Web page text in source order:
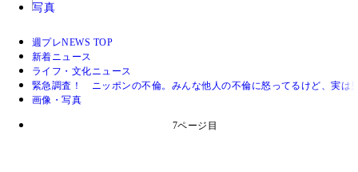
写真
週プレNEWS TOP
新着ニュース
ライフ・文化ニュース
緊急調査！ ニッポンの不倫。みんな他人の不倫に怒ってるけど、実は
画像・写真
7ページ目